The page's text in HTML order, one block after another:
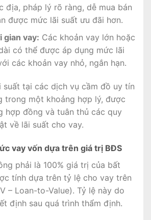
địa, pháp lý rõ ràng, dễ mua bán
được mức lãi suất ưu đãi hơn.
gian vay: Các khoản vay lớn hoặc
có thể được áp dụng mức lãi
các khoản vay nhỏ, ngắn hạn.
suất tại các dịch vụ cầm đồ uy tín
trong một khoảng hợp lý, được
hợp đồng và tuân thủ các quy
về lãi suất cho vay.
vay vốn dựa trên giá trị BĐS
phải là 100% giá trị của bất
tính dựa trên tỷ lệ cho vay trên
– Loan-to-Value). Tỷ lệ này do
định sau quá trình thẩm định.